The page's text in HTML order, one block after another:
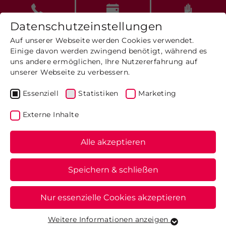
Einzigartigin
Westfalen
Datenschutzeinstellungen
Auf unserer Webseite werden Cookies verwendet.
Einige davon werden zwingend benötigt, während es
uns andere ermöglichen, Ihre Nutzererfahrung auf
unserer Webseite zu verbessern.
Essenziell Statistiken Marketing
Externe Inhalte
Alle akzeptieren
Speichern & schließen
Nur essenzielle Cookies akzeptieren
Weitere Informationen anzeigen